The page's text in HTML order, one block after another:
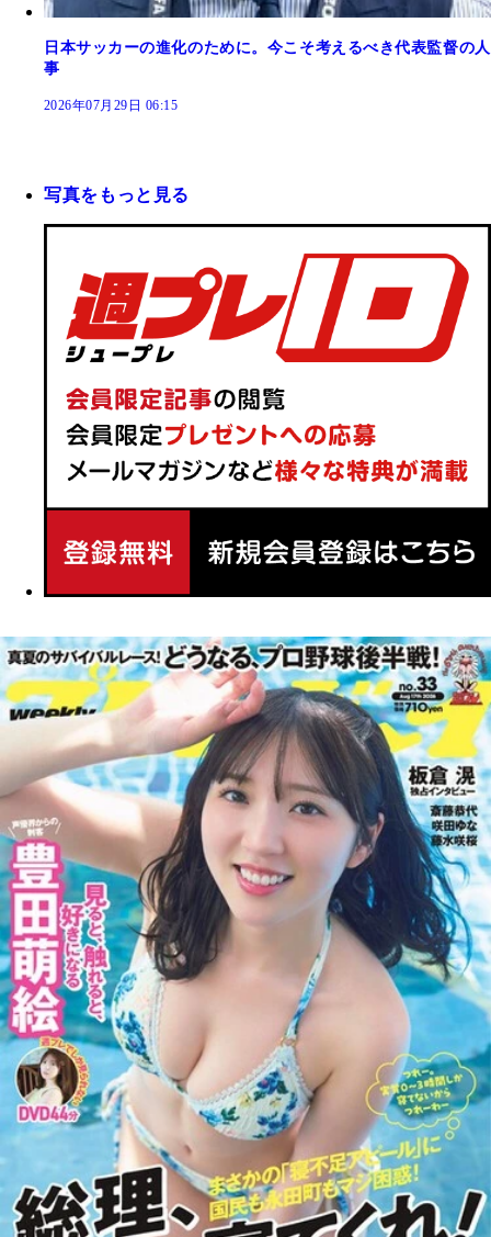
日本サッカーの進化のために。今こそ考えるべき代表監督の人
事
2026年07月29日 06:15
写真をもっと見る